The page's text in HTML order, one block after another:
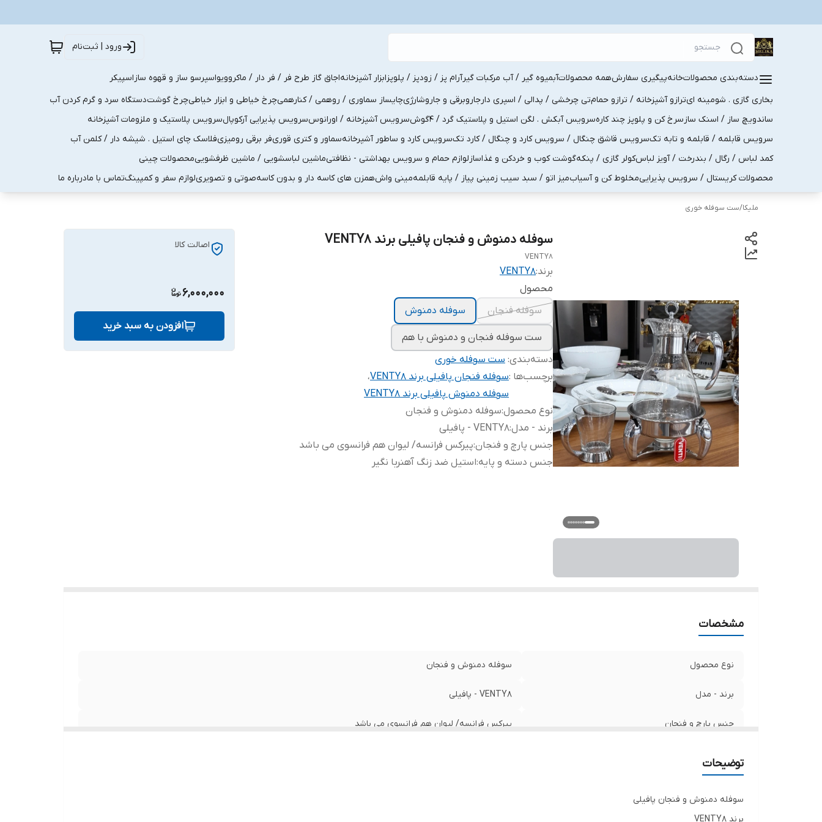
ورود | ثبت‌نام
دسته‌بندی محصولاتخانهپیگیری سفارشهمه محصولاتآبمیوه گیر / آب مرکبات گیرآرام پز / زودپز / پلوپزابزار آشپزخانهاجاق گاز طرح فر / فر دار / ماکروویواسپرسو ساز و قهوه سازاسپیکر
بخاری گازی . شومینه ایترازو آشپزخانه / ترازو حمامتی چرخشی / پدالی / اسپری دارجاروبرقی و جاروشارژیچایساز سماوری / روهمی / کنارهمیچرخ خیاطی و ابزار خیاطیچرخ گوشتدستگاه سرد و گرم کردن آب
ساندویچ ساز / اسنک سازسرخ کن و پلوپز چند کارهسرویس آبکش . لگن استیل و پلاستیک گرد / 4گوش سرویس آشپزخانه / اورانوسسرویس پذیرایی آرکوپالسرویس پلاستیک و ملزومات آشپزخانه
سرویس قابلمه / قابلمه و تابه تکسرویس قاشق چنگال / سرویس کارد و چنگال / کارد تکسرویس کارد و ساطور آشپرخانهسماور و کتری قوریفر برقی رومیزیفلاسک چای استیل . شیشه دار / کلمن آب
کمد لباس / رگال / بندرخت / آویز لباسکولر گازی / پنکهگوشت کوب و خردکن و غذاسازلوازم حمام و سرویس بهداشتی - نظافتیماشین لباسشویی / ماشین ظرفشوییمحصولات چینی
محصولات کریستال / سرویس پذیراییمخلوط کن و آسیابمیز اتو / سبد سیب زمینی پیاز / پایه قابلمهمینی واشهمزن های کاسه دار و بدون کاسهصوتی و تصویریلوازم سفر و کمپینگتماس با مادرباره ما
ملیکا/ست سوفله خوری
سوفله دمنوش و فنجان پافیلی برند VENTY8
VENTY8
برند:VENTY8
محصول
سوفله فنجان
سوفله دمنوش
ست سوفله فنجان و دمنوش با هم
دسته‌بندی: ست سوفله خوری
برچسب‌ها :سوفله فنجان پافیلی برند VENTY8
،
سوفله دمنوش پافیلی برند VENTY8
نوع محصول:سوفله دمنوش و فنجان
برند - مدل:VENTY8 - پافیلی
جنس پارچ و فنجان:پیرکس فرانسه/ لیوان هم فرانسوی می باشد
جنس دسته و پایه:استیل ضد زنگ آهنربا نگیر
اصالت کالا
6,000,000
افزودن به سبد خرید
مشخصات
نوع محصول سوفله دمنوش و فنجان
برند - مدل VENTY8 - پافیلی
جنس پارچ و فنجان پیرکس فرانسه/ لیوان هم فرانسوی می باشد
توضیحات
سوفله دمنوش و فنجان پافیلی
برند VENTY8